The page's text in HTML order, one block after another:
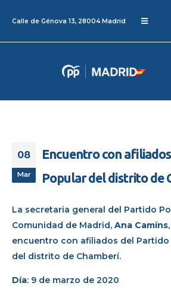
Calle de Génova 13, 28004 Madrid
08
Mar
Encuentro con
Popular del distrito de
La secretaria general del Partido
Comunidad de Madrid, Ana Camíns
encuentro con afiliados del Partido
del distrito de Chamberí.
Día: 9 de marzo de 2020